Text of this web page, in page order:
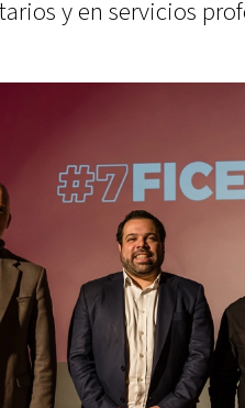
y en servicios